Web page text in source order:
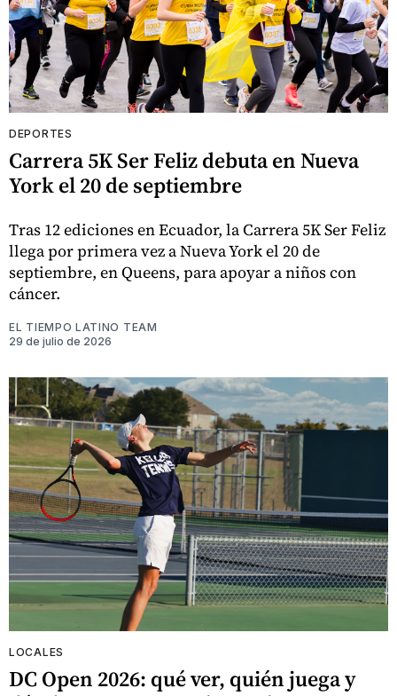
DEPORTES
Carrera 5K Ser Feliz debuta en Nueva
York el 20 de septiembre
Tras 12 ediciones en Ecuador, la Carrera 5K Ser Feliz
llega por primera vez a Nueva York el 20 de
septiembre, en Queens, para apoyar a niños con
cáncer.
EL TIEMPO LATINO TEAM
29 de julio de 2026
LOCALES
DC Open 2026: qué ver, quién juega y